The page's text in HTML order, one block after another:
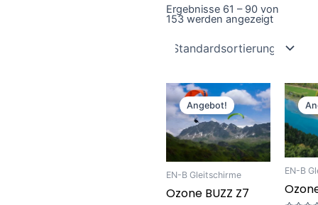
Ergebnisse 61 – 90 von
153 werden angezeigt
Angebot!
EN-B Gleitschirme
Ozone BUZZ Z7
Ursprünglicher
Preis
war:
€ 4.400,00
Aktueller
Preis
ist:
€ 3.895,00.
EN-B